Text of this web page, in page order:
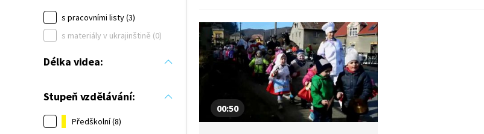
s pracovními listy (3)
s materiály v ukrajinštině (0)
Délka videa:
Stupeň vzdělávání:
Předškolní (8)
00:50